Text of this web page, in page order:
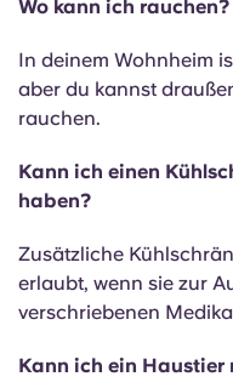
Wo kann ich rauchen?
In deinem Wohnheim
aber du kannst
rauchen.
Kann ich einen
haben?
Zusätzliche
erlaubt, wenn sie zur
verschriebenen
Kann ich ein Haustier